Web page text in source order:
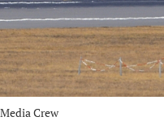
Crew